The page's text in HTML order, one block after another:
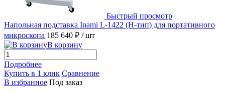
Быстрый просмотр
Напольная подставка Inami L-1422 (H-тип) для портативного
микроскопа 185 640 ₽ / шт
В корзину
Подробнее
Купить в 1 клик Сравнение
В избранное Под заказ